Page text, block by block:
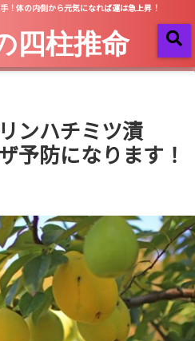
！体の内側から元気になれば運は急上昇！
四柱推命
ンハチミツ漬
予防になります！